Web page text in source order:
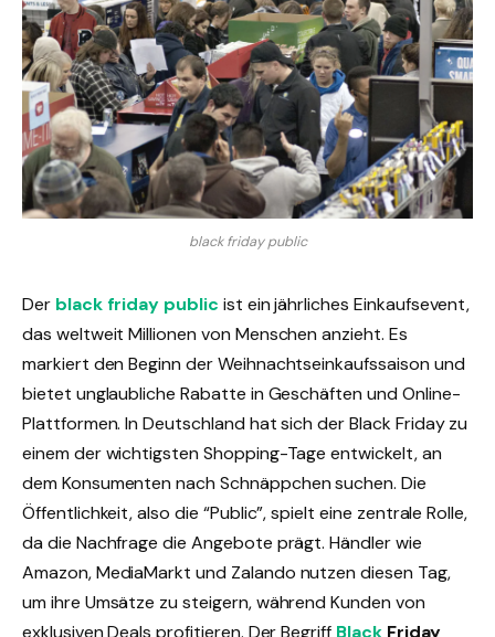
black friday public
Der black friday public ist ein jährliches Einkaufsevent,
das weltweit Millionen von Menschen anzieht. Es
markiert den Beginn der Weihnachtseinkaufssaison und
bietet unglaubliche Rabatte in Geschäften und Online-
Plattformen. In Deutschland hat sich der Black Friday zu
einem der wichtigsten Shopping-Tage entwickelt, an
dem Konsumenten nach Schnäppchen suchen. Die
Öffentlichkeit, also die “Public”, spielt eine zentrale Rolle,
da die Nachfrage die Angebote prägt. Händler wie
Amazon, MediaMarkt und Zalando nutzen diesen Tag,
um ihre Umsätze zu steigern, während Kunden von
exklusiven Deals profitieren. Der Begriff BlackFriday